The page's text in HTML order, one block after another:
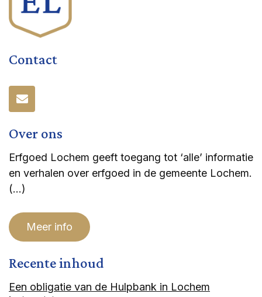
Contact
Over ons
Erfgoed Lochem geeft toegang tot ‘alle’ informatie
en verhalen over erfgoed in de gemeente Lochem.
(…)
Meer info
Recente inhoud
Een obligatie van de Hulpbank in Lochem